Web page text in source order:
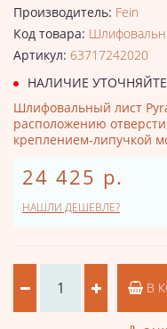
Производитель: Fein
Код товара:
Артикул: 63717242020
НАЛИЧИЕ УТОЧНЯЙТЕ
Шлифовальный лист
расположению
креплением-липучкой
24 425 р.
НАШЛИ ДЕШЕВЛЕ?
В